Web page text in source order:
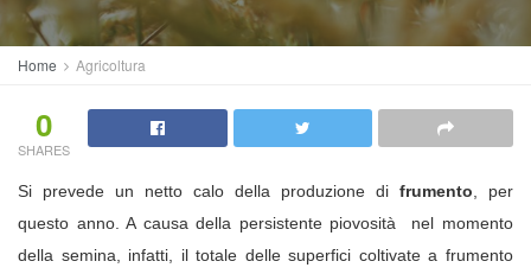
Home Agricoltura
0
SHARES
Si prevede un netto calo della produzione di frumento , per
questo anno. A causa della persistente piovosità nel momento
della semina, infatti, il totale delle superfici coltivate a frumento